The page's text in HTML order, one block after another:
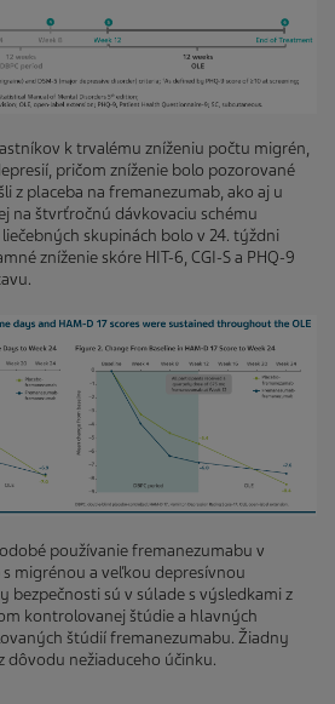
k trvalému zníženiu počtu migrén,
pričom zníženie bolo pozorované
z placeba na fremanezumab, ako aj u
na štvrťročnú dávkovaciu schému
skupinách bolo v 24. týždni
zníženie skóre HIT-6, CGI-S a PHQ-9
používanie fremanezumabu v
migrénou a veľkou depresívnou
bezpečnosti sú v súlade s výsledkami z
kontrolovanej štúdie a hlavných
štúdií fremanezumabu. Žiadny
dôvodu nežiaduceho účinku.